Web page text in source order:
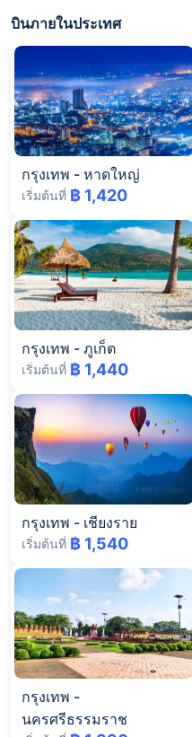
บินภายในประเทศ
กรุงเทพ - หาดใหญ่
เริ่มต้นที่ ฿ 1,420
กรุงเทพ - ภูเก็ต
เริ่มต้นที่ ฿ 1,440
กรุงเทพ - เชียงราย
เริ่มต้นที่ ฿ 1,540
กรุงเทพ -
นครศรีธรรมราช